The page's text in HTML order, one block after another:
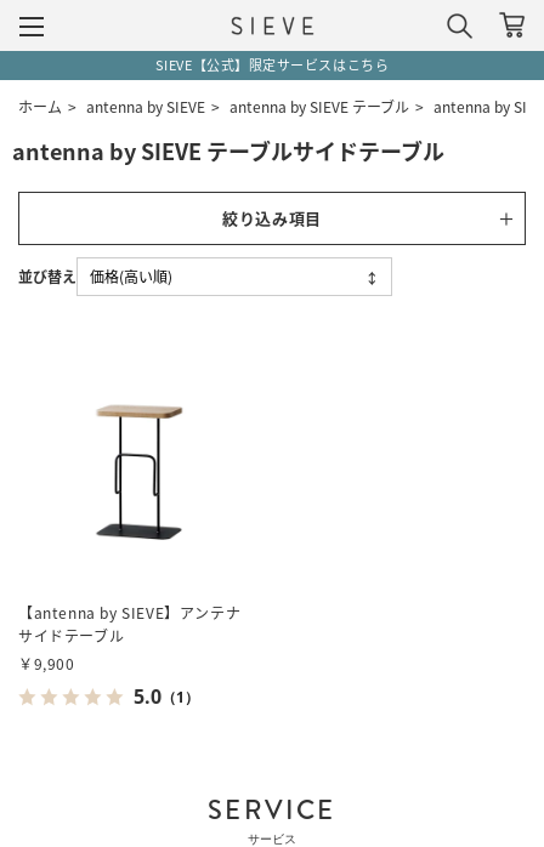
SIEVE【公式】限定サービスはこちら
ホーム > antenna by SIEVE > antenna by SIEVE テーブル > antenna by
antenna by SIEVE テーブルサイドテーブル
絞り込み項目
【antenna by SIEVE】アンテナ
サイドテーブル
￥9,900
5.0 （1）
SERVICE
サービス